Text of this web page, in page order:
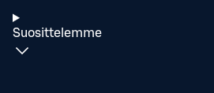
Suosittelemme